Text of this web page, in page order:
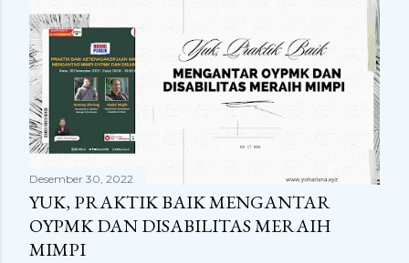
t
i
n
g
a
n
Desember 30, 2022
YUK, PRAKTIK BAIK MENGANTAR
OYPMK DAN DISABILITAS MERAIH
MIMPI